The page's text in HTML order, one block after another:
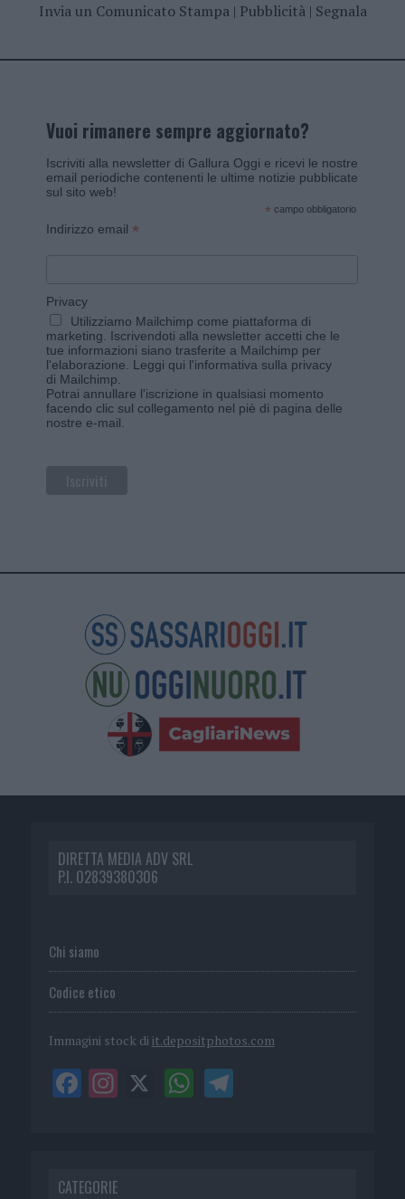
Invia un Comunicato Stampa| Pubblicità| Segnala
Vuoi rimanere sempre aggiornato?
Iscriviti alla newsletter di Gallura Oggi e ricevi le nostre
email periodiche contenenti le ultime notizie pubblicate
sul sito web!
* campo obbligatorio
Indirizzo email *
Privacy
Utilizziamo Mailchimp come piattaforma di
marketing. Iscrivendoti alla newsletter accetti che le
tue informazioni siano trasferite a Mailchimp per
l'elaborazione. Leggi qui l'informativa sulla privacy
di Mailchimp
Potrai annullare l'iscrizione in qualsiasi momento
facendo clic sul collegamento nel piè di pagina delle
nostre e-mail.
DIRETTA MEDIA ADV SRL
P.I. 02839380306
Chi siamo
Codice etico
Immagini stock di it.depositphotos.com
CATEGORIE